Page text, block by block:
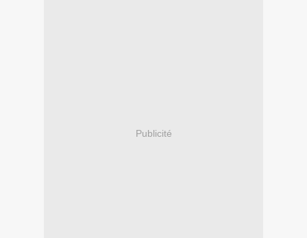
Publicité